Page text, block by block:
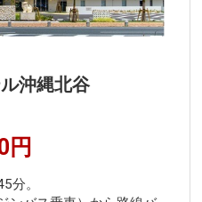
沖縄北谷
円
分。